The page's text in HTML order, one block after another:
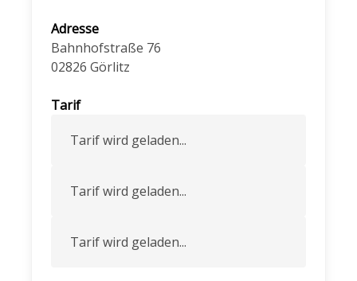
Adresse
Bahnhofstraße 76
02826 Görlitz
Tarif
Tarif wird geladen...
Tarif wird geladen...
Tarif wird geladen...